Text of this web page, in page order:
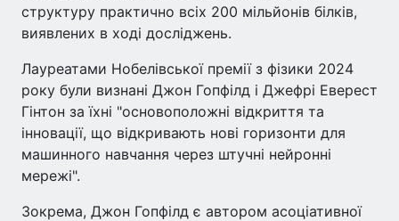
структуру практично всіх 200 мільйонів білків,
виявлених в ході досліджень.
Лауреатами Нобелівської премії з фізики 2024
року були визнані Джон Гопфілд і Джефрі Еверест
Гінтон за їхні "основоположні відкриття та
інновації, що відкривають нові горизонти для
машинного навчання через штучні нейронні
мережі".
Зокрема, Джон Гопфілд є автором асоціативної